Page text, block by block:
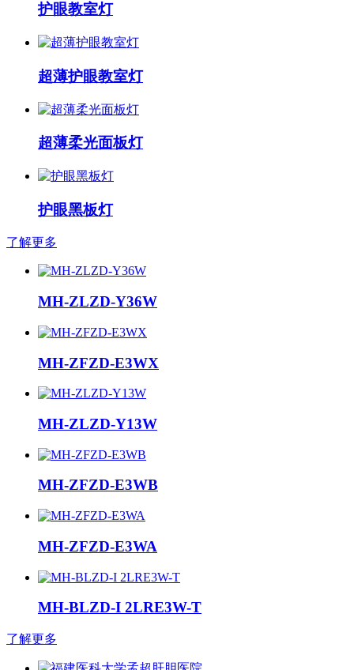
护眼教室灯
超薄护眼教室灯
超薄柔光面板灯
护眼黑板灯
了解更多
MH-ZLZD-Y36W
MH-ZFZD-E3WX
MH-ZLZD-Y13W
MH-ZFZD-E3WB
MH-ZFZD-E3WA
MH-BLZD-I 2LRE3W-T
了解更多